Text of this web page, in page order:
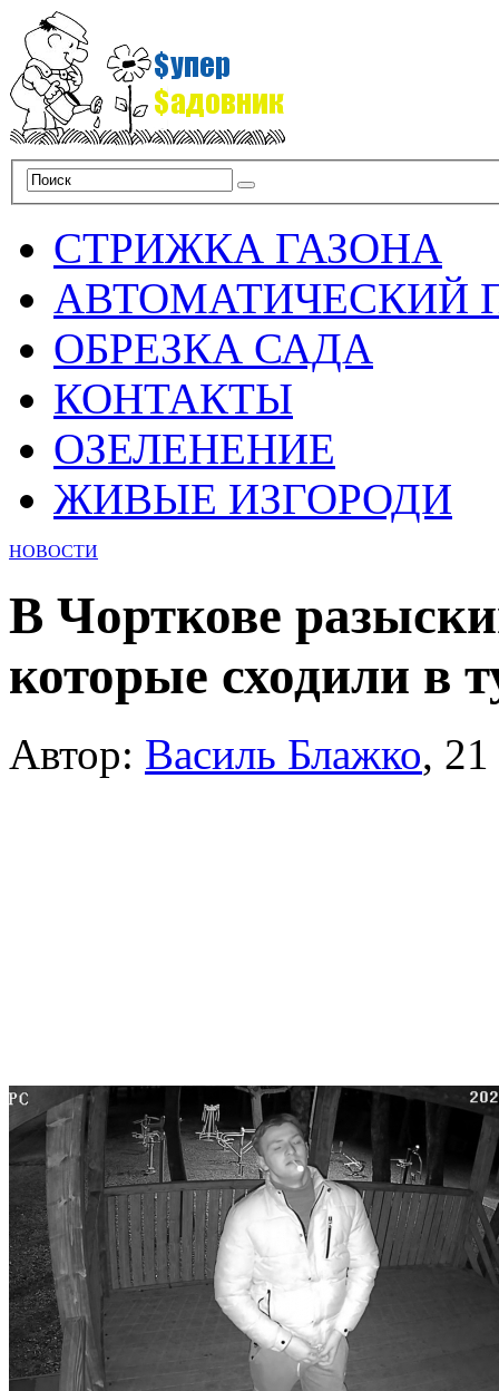
СТРИЖКА ГАЗОНА
АВТОМАТИЧЕСКИЙ
ОБРЕЗКА САДА
КОНТАКТЫ
ОЗЕЛЕНЕНИЕ
ЖИВЫЕ ИЗГОРОДИ
НОВОСТИ
В Чорткове
которые сходили в
Автор: Василь Блажко,